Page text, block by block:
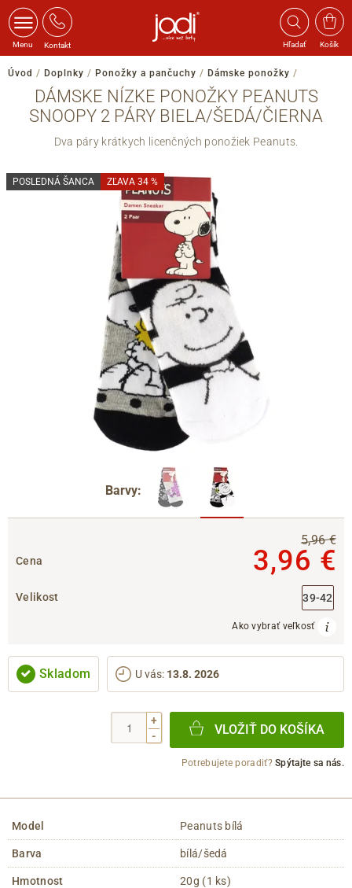
Menu Kontakt Hľadať Košík
Úvod / Doplnky / Ponožky a pančuchy / Dámske ponožky /
DÁMSKE NÍZKE PONOŽKY PEANUTS
SNOOPY 2 PÁRY BIELA/ŠEDÁ/ČIERNA
Dva páry krátkych licenčných ponožiek Peanuts.
POSLEDNÁ ŠANCA ZĽAVA 34 %
Barvy:
Cena
5,96 €
3,96 €
Velikost 39-42
Ako vybrať veľkosť
Skladom U vás: 13.8. 2026
+
-
VLOŽIŤ DO KOŠÍKA
Potrebujete poradiť?Spýtajte sa nás.
Model Peanuts bílá
Barva bílá/šedá
Hmotnost 20g (1 ks)